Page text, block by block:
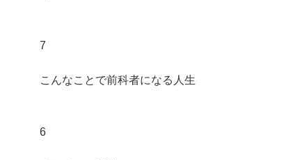
7
こんなことで前科者になる人生
6